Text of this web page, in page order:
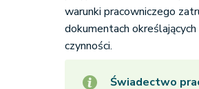
warunki pracowniczego
dokumentach
czynności.
Świadectwo